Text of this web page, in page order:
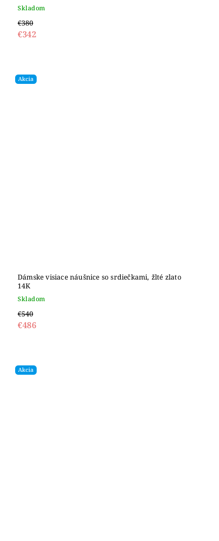
Skladom
€380
€342
Akcia
Dámske visiace náušnice so srdiečkami, žlté zlato
14K
Skladom
€540
€486
Akcia